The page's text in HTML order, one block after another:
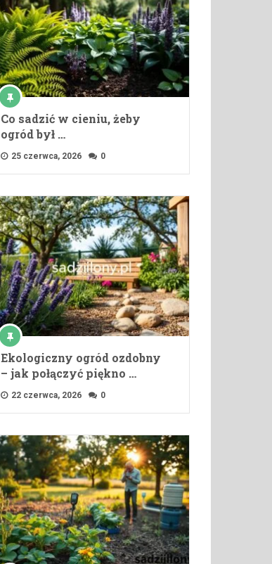
Co sadzić w cieniu, żeby
ogród był …
25 czerwca, 2026 0
Ekologiczny ogród ozdobny
– jak połączyć piękno …
22 czerwca, 2026 0